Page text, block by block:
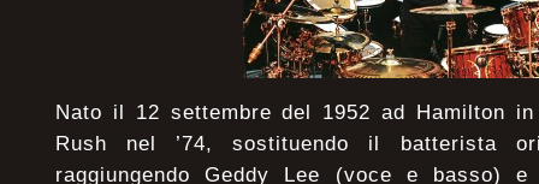
Nato il 12 settembre del 1952 ad Hamilton
Rush nel ’74, sostituendo il batterista
raggiungendo Geddy Lee (voce e basso)